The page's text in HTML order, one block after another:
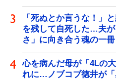
「死ぬとか言うな！」
を残して自死した…夫
さ」に向き合う魂の一冊
心を病んだ母が「4Lの
れに…ノブコブ徳井が